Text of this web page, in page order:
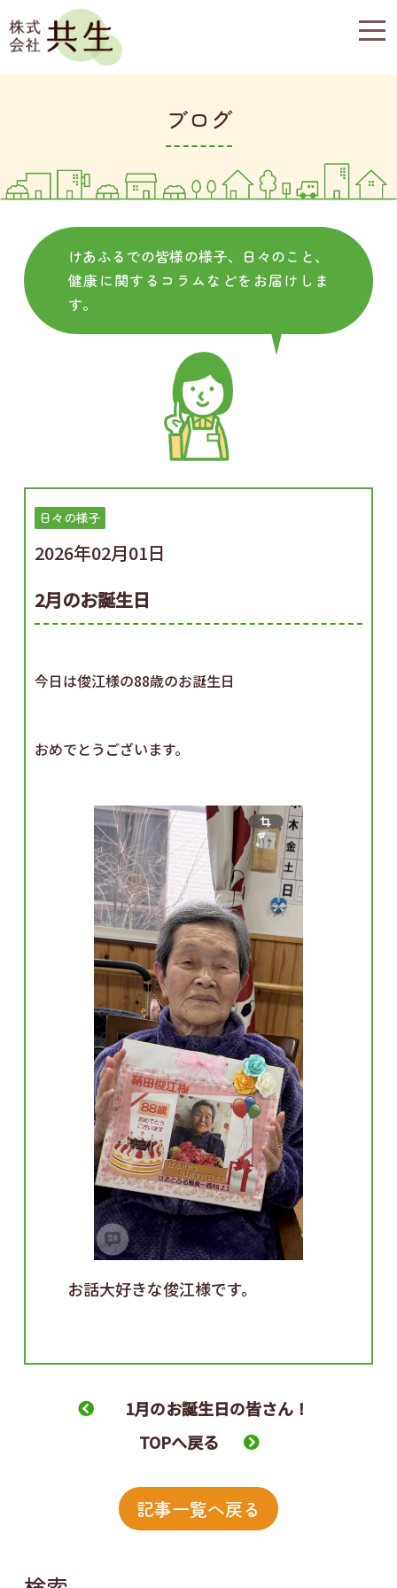
ブログ
けあふるでの皆様の様子、日々のこと、
健康に関するコラムなどをお届けしま
す。
日々の様子
2026年02月01日
2月のお誕生日
今日は俊江様の88歳のお誕生日
おめでとうございます。
お話大好きな俊江様です。
1月のお誕生日の皆さん！
TOPへ戻る
記事一覧へ戻る